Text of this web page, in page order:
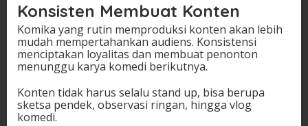
Konsisten Membuat Konten
Komika yang rutin memproduksi konten akan lebih
mudah mempertahankan audiens. Konsistensi
menciptakan loyalitas dan membuat penonton
menunggu karya komedi berikutnya.
Konten tidak harus selalu stand up, bisa berupa
sketsa pendek, observasi ringan, hingga vlog
komedi.